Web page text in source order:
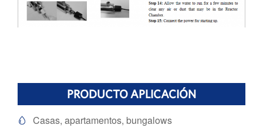
PRODUCTO APLICACIÓN
 Casas, apartamentos, bungalows